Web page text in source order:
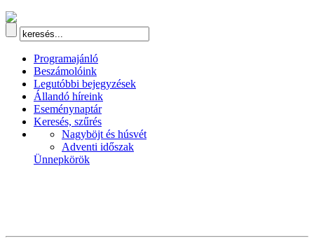
Programajánló
Beszámolóink
Legutóbbi bejegyzések
Állandó híreink
Eseménynaptár
Keresés, szűrés
Nagyböjt és húsvét
Adventi időszak
Ünnepkörök